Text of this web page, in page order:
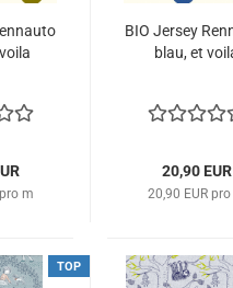
m
BIO Jersey
blau, et
20,90 EUR
20,90 EUR
TOP